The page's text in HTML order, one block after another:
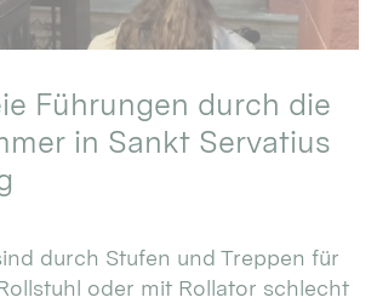
Führungen durch die
in Sankt Servatius
durch Stufen und Treppen für
oder mit Rollator schlecht